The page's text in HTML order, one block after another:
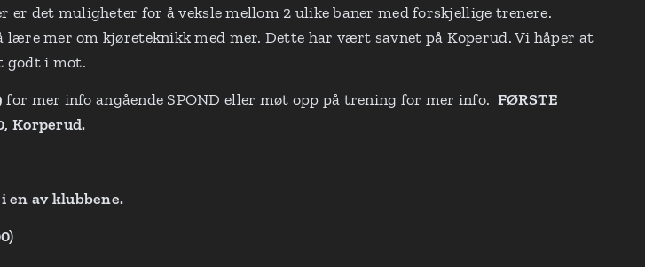
er det muligheter for å veksle mellom 2 ulike baner med forskjellige trenere.
lære mer om kjøreteknikk med mer. Dette har vært savnet på Koperud. Vi håper at
godt i mot.
for mer info angående SPOND eller møt opp på trening for mer info. FØRSTE
Korperud.
en av klubbene.